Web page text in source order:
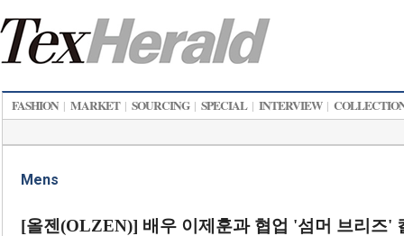
FASHION | MARKET | SOURCING | SPECIAL | INTERVIEW |
Mens
[올젠(OLZEN)] 배우 이제훈과 협업 '섬머 브리즈'